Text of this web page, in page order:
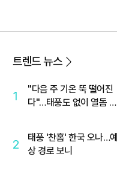
트렌드 뉴스
1
"다음 주 기온 뚝 떨어진
다"…태풍도 없이 열돔 박
2
태풍 '찬홈' 한국 오나…예
상 경로 보니